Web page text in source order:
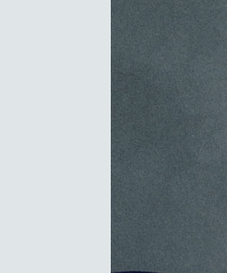
Feel free to
us a question: